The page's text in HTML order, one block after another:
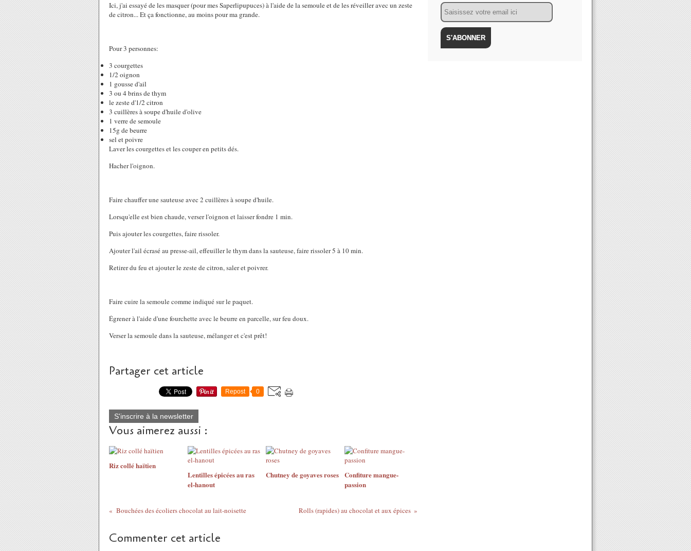
Ici, j'ai essayé de les masquer (pour mes Saperlipupuces) à l'aide de la semoule et de les réveiller avec un zeste
de citron... Et ça fonctionne, au moins pour ma grande.
Pour 3 personnes:
3 courgettes
1/2 oignon
1 gousse d'ail
3 ou 4 brins de thym
le zeste d'1/2 citron
3 cuillères à soupe d'huile d'olive
1 verre de semoule
15g de beurre
sel et poivre
Laver les courgettes et les couper en petits dés.
Hacher l'oignon.
Faire chauffer une sauteuse avec 2 cuillères à soupe d'huile.
Lorsqu'elle est bien chaude, verser l'oignon et laisser fondre 1 min.
Puis ajouter les courgettes, faire rissoler.
Ajouter l'ail écrasé au presse-ail, effeuiller le thym dans la sauteuse, faire rissoler 5 à 10 min.
Retirer du feu et ajouter le zeste de citron, saler et poivrer.
Faire cuire la semoule comme indiqué sur le paquet.
Égrener à l'aide d'une fourchette avec le beurre en parcelle, sur feu doux.
Verser la semoule dans la sauteuse, mélanger et c'est prêt!
Partager cet article
Repost 0
S'inscrire à la newsletter
Vous aimerez aussi :
Riz collé haïtien
Lentilles épicées au ras
el-hanout
Chutney de goyaves roses Confiture mangue-
passion
Bouchées des écoliers chocolat au lait-noisette Rolls (rapides) au chocolat et aux épices
Commenter cet article
Email